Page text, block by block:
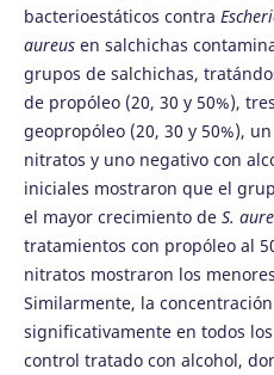
bacterioestáticos contra
aureusen salchichas
grupos de salchichas,
de propóleo (20, 30 y 50%),
geopropóleo (20, 30 y 50%),
nitratos y uno negativo con
iniciales mostraron que el
el mayor crecimiento de S.
tratamientos con propóleo al
nitratos mostraron los
Similarmente, la
significativamente en todos
control tratado con alcohol,